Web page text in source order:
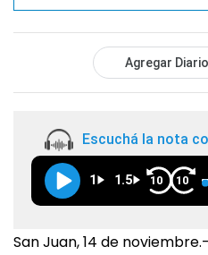
Agregar
Escuchá la nota
1 1.5 10 10
San Juan, 14 de